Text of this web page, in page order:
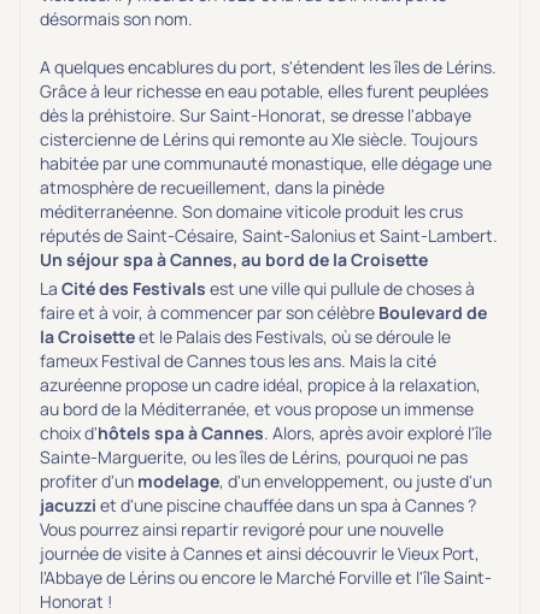
désormais son nom.
A quelques encablures du port, s'étendent les îles de Lérins.
Grâce à leur richesse en eau potable, elles furent peuplées
dès la préhistoire. Sur Saint-Honorat, se dresse l'abbaye
cistercienne de Lérins qui remonte au XIe siècle. Toujours
habitée par une communauté monastique, elle dégage une
atmosphère de recueillement, dans la pinède
méditerranéenne. Son domaine viticole produit les crus
réputés de Saint-Césaire, Saint-Salonius et Saint-Lambert.
Un séjour spa à Cannes, au bord de la Croisette
La Cité des Festivals est une ville qui pullule de choses à
faire et à voir, à commencer par son célèbre Boulevard de
la Croisetteet le Palais des Festivals, où se déroule le
fameux Festival de Cannes tous les ans. Mais la cité
azuréenne propose un cadre idéal, propice à la relaxation,
au bord de la Méditerranée, et vous propose un immense
choix d'hôtels spa à Cannes. Alors, après avoir exploré l'île
Sainte-Marguerite, ou les îles de Lérins, pourquoi ne pas
profiter d'un modelage, d'un enveloppement, ou juste d'un
jacuzzi et d'une piscine chauffée dans un spa à Cannes ?
Vous pourrez ainsi repartir revigoré pour une nouvelle
journée de visite à Cannes et ainsi découvrir le Vieux Port,
l'Abbaye de Lérins ou encore le Marché Forville et l'île Saint-
Honorat !